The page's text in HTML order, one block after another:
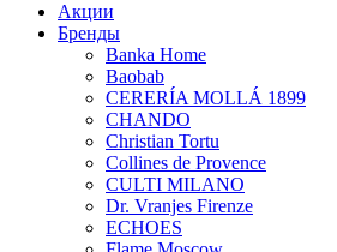
Акции
Бренды
Banka Home
Baobab
CERERÍA MOLLÁ 1899
CHANDO
Christian Tortu
Collines de Provence
CULTI MILANO
Dr. Vranjes Firenze
ECHOES